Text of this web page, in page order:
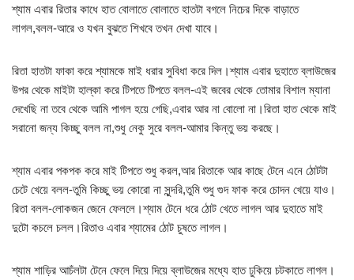
শ্যাম এবার রিতার কাধে হাত বোলাতে বোলাতে হাতটা বগলে নিচের দিকে বাড়াতে
লাগল,বলল-আরে ও যখন বুঝতে শিখবে তখন দেখা যাবে।
রিতা হাতটা ফাকা করে শ্যামকে মাই ধরার সুবিধা করে দিল।শ্যাম এবার দুহাতে ব্লাউজের
উপর থেকে মাইটা হাল্কা করে টিপতে টিপতে বলল-এই জবের থেকে তোমার বিশাল ম্যানা
দেখেছি না তবে থেকে আমি পাগল হয়ে গেছি,এবার আর না বোলো না।রিতা হাত থেকে মাই
সরানো জন্য কিচ্ছু বলল না,শুধু নেকু সুরে বলল-আমার কিন্তু ভয় করছে।
শ্যাম এবার পকপক করে মাই টিপতে শুধু করল,আর রিতাকে আর কাছে টেনে এনে ঠোটটা
চেটে খেয়ে বলল-তুমি কিচ্ছু ভয় কোরো না সুন্দরি,তুমি শুধু গুদ ফাক করে চোদন খেয়ে যাও।
রিতা বলল-লোকজন জেনে ফেললে।শ্যাম টেনে ধরে ঠোট খেতে লাগল আর দুহাতে মাই
দুটো কচলে চলল।রিতাও এবার শ্যামের ঠোট চুষতে লাগল।
শ্যাম শাড়ির আচঁলটা টেনে ফেলে দিয়ে দিয়ে ব্লাউজের মধ্যে হাত ঢুকিয়ে চটকাতে লাগল।